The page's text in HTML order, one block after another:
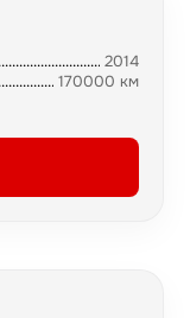
2014
170000 км